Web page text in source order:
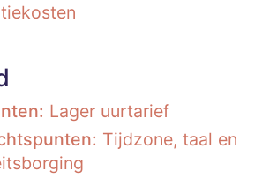
Lager uurtarief
Tijdzone, taal en